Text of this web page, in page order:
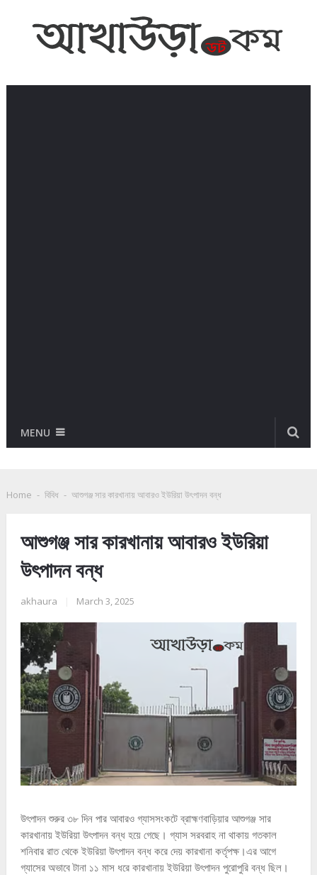
MENU
Home - বিবিধ - আশুগঞ্জ সার কারখানায় আবারও ইউরিয়া উৎপাদন বন্ধ
আশুগঞ্জ সার কারখানায় আবারও ইউরিয়া
উৎপাদন বন্ধ
akhaura March 3, 2025
উৎপাদন শুরুর ৩৮ দিন পার আবারও গ্যাসসংকটে ব্রাহ্মণবাড়িয়ার আশুগঞ্জ সার
কারখানায় ইউরিয়া উৎপাদন বন্ধ হয়ে গেছে। গ্যাস সরবরাহ না থাকায় গতকাল
শনিবার রাত থেকে ইউরিয়া উৎপাদন বন্ধ করে দেয় কারখানা কর্তৃপক্ষ।এর আগে
গ্যাসের অভাবে টানা ১১ মাস ধরে কারখানায় ইউরিয়া উৎপাদন পুরোপুরি বন্ধ ছিল।